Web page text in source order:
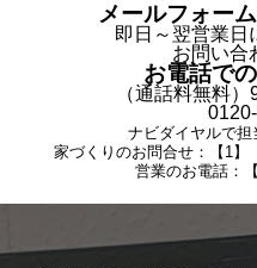
メールフォー
即日～翌営業日
お問い合
お電話で
（通話料無料
ナビダイヤルで担
家づくりのお問合せ：【1
営業のお電話：